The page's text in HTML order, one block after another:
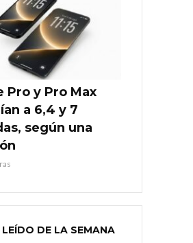
Pro y Pro Max
a 6,4 y 7
según una
DE LA SEMANA